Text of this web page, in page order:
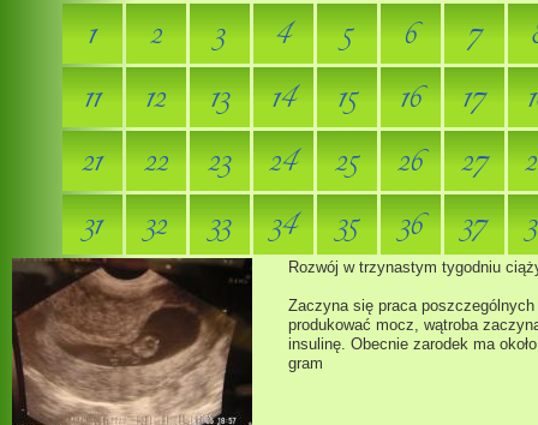
1 2 3 4 5 6 7
11
12 13 14 15 16 17
21
22 23 24 25 26 27
31
32 33 34 35 36 37
Rozwój w trzynastym tygodniu
Zaczyna się praca
produkować mocz, wątroba
insulinę. Obecnie zarodek ma
gram